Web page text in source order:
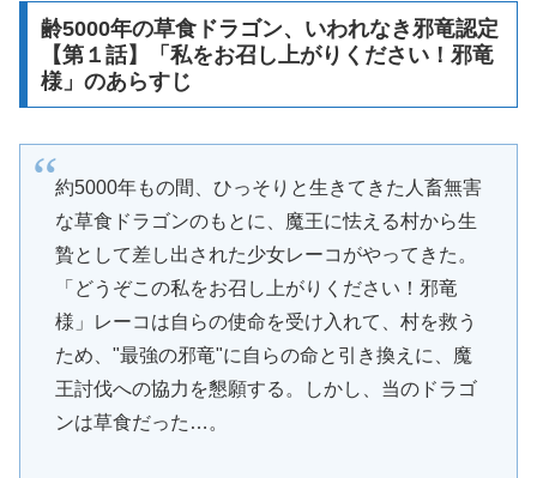
齢5000年の草食ドラゴン、いわれなき邪竜認定
【第１話】「私をお召し上がりください！邪竜
様」のあらすじ
約5000年もの間、ひっそりと生きてきた人畜無害
な草食ドラゴンのもとに、魔王に怯える村から生
贄として差し出された少女レーコがやってきた。
「どうぞこの私をお召し上がりください！邪竜
様」レーコは自らの使命を受け入れて、村を救う
ため、"最強の邪竜"に自らの命と引き換えに、魔
王討伐への協力を懇願する。しかし、当のドラゴ
ンは草食だった…。